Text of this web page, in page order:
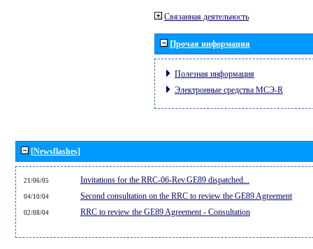
Связанная деятельность
Прочая информация
Полезная информация
Электронные средства МСЭ-R
[Newsflashes]
21/06/05 Invitations for the RRC-06-Rev.GE89 dispatched...
04/10/04 Second consultation on the RRC to review the GE89 Agreement
02/08/04 RRC to review the GE89 Agreement - Consultation